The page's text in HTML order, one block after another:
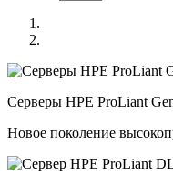
Серверы HPE ProLiant
Новое поколение